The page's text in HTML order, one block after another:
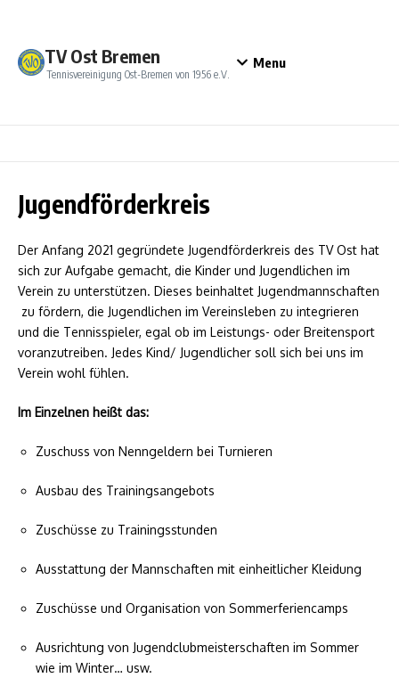
TV Ost Bremen
Tennisvereinigung Ost-Bremen von 1956 e.V.
Menu
Jugendförderkreis
Der Anfang 2021 gegründete Jugendförderkreis des TV Ost hat
sich zur Aufgabe gemacht, die Kinder und Jugendlichen im
Verein zu unterstützen. Dieses beinhaltet Jugendmannschaften
zu fördern, die Jugendlichen im Vereinsleben zu integrieren
und die Tennisspieler, egal ob im Leistungs- oder Breitensport
voranzutreiben. Jedes Kind/ Jugendlicher soll sich bei uns im
Verein wohl fühlen.
Im Einzelnen heißt das:
Zuschuss von Nenngeldern bei Turnieren
Ausbau des Trainingsangebots
Zuschüsse zu Trainingsstunden
Ausstattung der Mannschaften mit einheitlicher Kleidung
Zuschüsse und Organisation von Sommerferiencamps
Ausrichtung von Jugendclubmeisterschaften im Sommer
wie im Winter… usw.